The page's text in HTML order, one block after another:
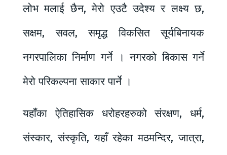
लोभ मलाई छैन, मेरो एउटै उदेश्य र लक्ष्य छ,
सक्षम, सवल, समृद्ध विकसित सूर्यबिनायक
नगरपालिका निर्माण गर्ने । नगरको बिकास गर्ने
मेरो परिकल्पना साकार पार्ने ।
यहाँका ऐतिहासिक धरोहरहरुको संरक्षण, धर्म,
संस्कार, संस्कृति, यहाँ रहेका मठमन्दिर, जात्रा,